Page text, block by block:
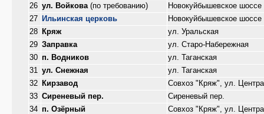
26 ул. Войкова (по требованию)
Новокуйбышевское шоссе
27
Ильинская церковь
Новокуйбышевское шоссе
28
Кряж
ул. Уральская
29 Заправка
ул. Старо-Набережная
30 п. Водников
ул. Таганская
31
ул. Снежная
ул. Таганская
32
Кирзавод
Совхоз "Кряж", ул.
33 Сиреневый пер.
Сиреневый пер.
34 п. Озёрный
Совхоз "Кряж", ул.